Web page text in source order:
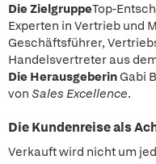
Die ZielgruppeTop-
Experten in Vertrieb und
Geschäftsführer,
Handelsvertreter aus
Die Herausgeberin Gabi
von Sales Excellence.
Die Kundenreise als
Verkauft wird nicht um